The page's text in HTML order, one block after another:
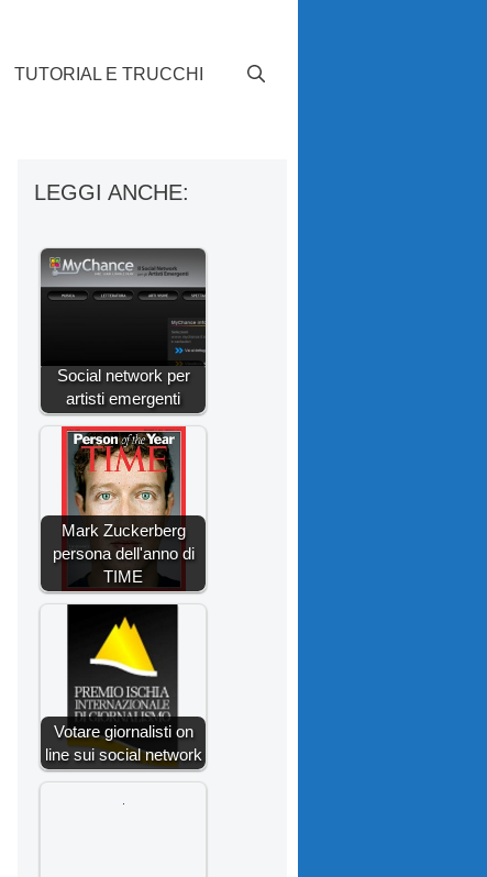
TUTORIAL E TRUCCHI
LEGGI ANCHE:
Social network per
artisti emergenti
Mark Zuckerberg
persona dell'anno di
TIME
Votare giornalisti on
line sui social network